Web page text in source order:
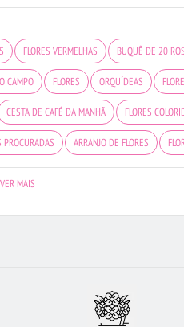
FLORES VERMELHAS BUQUÊ DE 20
CAMPO FLORES ORQUÍDEAS
CESTA DE CAFÉ DA MANHÃ FLORES
ARRANJO DE FLORES
VER MAIS